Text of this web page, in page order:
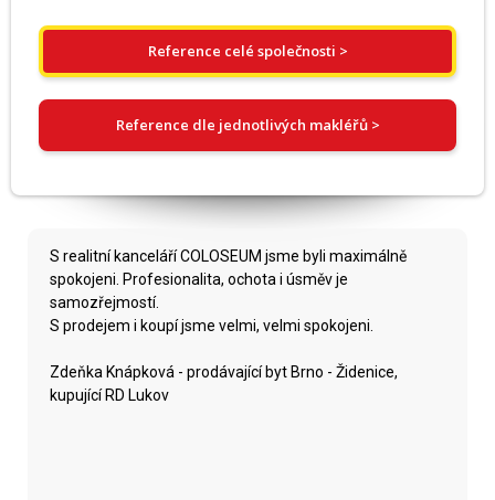
Reference celé společnosti >
Reference dle jednotlivých makléřů >
S realitní kanceláří COLOSEUM jsme byli maximálně
spokojeni. Profesionalita, ochota i úsměv je
samozřejmostí.
S prodejem i koupí jsme velmi, velmi spokojeni.
Zdeňka Knápková - prodávající byt Brno - Židenice,
kupující RD Lukov